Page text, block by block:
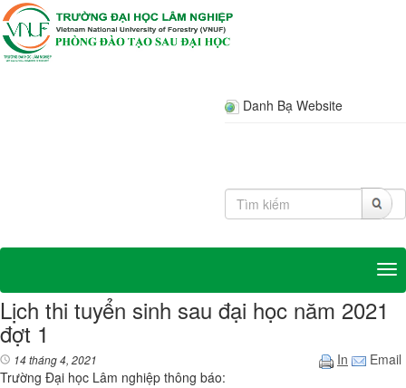
Danh Bạ Website
Lịch thi tuyển sinh sau đại học năm 2021
đợt 1
14 tháng 4, 2021 In
Email
Trường Đại học Lâm nghiệp thông báo: